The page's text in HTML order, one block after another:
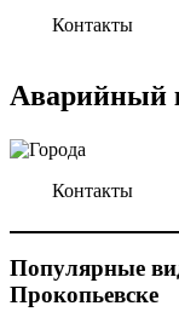
Контакты
Аварийный
Контакты
Популярные
Прокопьевске